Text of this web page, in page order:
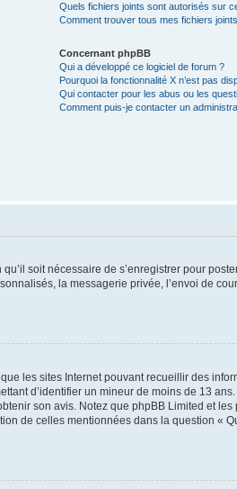
Quels fichiers joints sont autorisés sur
Comment trouver tous mes fichiers
Concernant phpBB
Qui a développé ce logiciel de forum ?
Pourquoi la fonctionnalité X n’est pas
Qui contacter pour les abus ou les
Comment puis-je contacter un
soit nécessaire de s’enregistrer pour
la messagerie privée, l’envoi de
les sites Internet pouvant recueillir des
d’identifier un mineur de moins de 13
son avis. Notez que phpBB Limited et
de celles mentionnées dans la question «